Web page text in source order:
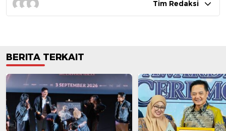
Tim Redaksi
BERITA TERKAIT